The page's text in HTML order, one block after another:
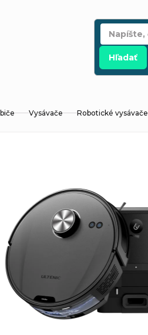
Hľadať
Vysávače Robotické vysávače